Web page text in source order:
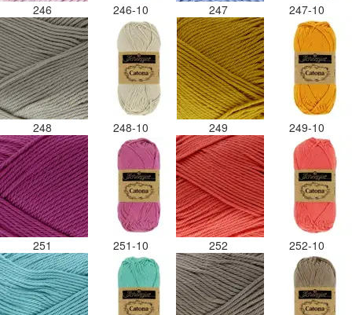
246 246-10 247 247-10
248 248-10 249 249-10
251 251-10 252 252-10